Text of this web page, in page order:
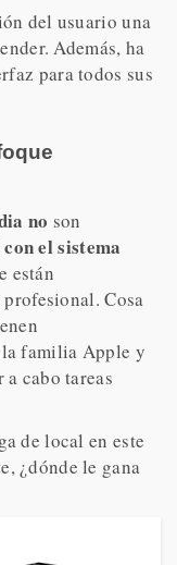
del usuario una
Además, ha
para todos sus
no son
el sistema
están
Cosa
familia Apple y
cabo tareas
de local en este
¿dónde le gana